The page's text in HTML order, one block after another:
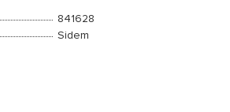
841628
Sidem